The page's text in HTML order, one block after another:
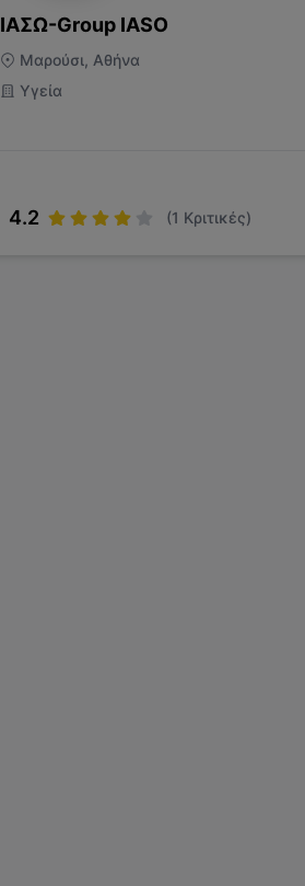
ΙΑΣΩ-Group IASO
Μαρούσι, Αθήνα
Υγεία
4.2 (1 Κριτικές)